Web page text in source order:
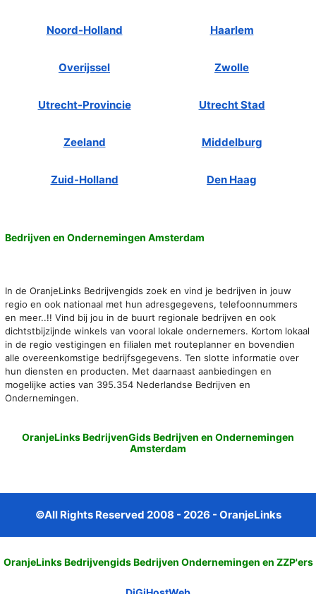
Noord-Holland Haarlem
Overijssel Zwolle
Utrecht-Provincie Utrecht Stad
Zeeland Middelburg
Zuid-Holland Den Haag
Bedrijven en Ondernemingen Amsterdam
In de OranjeLinks Bedrijvengids zoek en vind je bedrijven in jouw
regio en ook nationaal met hun adresgegevens, telefoonnummers
en meer..!! Vind bij jou in de buurt regionale bedrijven en ook
dichtstbijzijnde winkels van vooral lokale ondernemers. Kortom lokaal
in de regio vestigingen en filialen met routeplanner en bovendien
alle overeenkomstige bedrijfsgegevens. Ten slotte informatie over
hun diensten en producten. Met daarnaast aanbiedingen en
mogelijke acties van 395.354 Nederlandse Bedrijven en
Ondernemingen.
OranjeLinks BedrijvenGids Bedrijven en Ondernemingen
Amsterdam
©All Rights Reserved 2008 - 2026 - OranjeLinks
OranjeLinks Bedrijvengids Bedrijven Ondernemingen en ZZP'ers